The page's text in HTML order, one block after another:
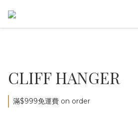
CLIFF HANGER
滿$999免運費 on order